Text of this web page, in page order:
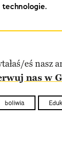
technologie.
eś nasz
nas w
boliwia